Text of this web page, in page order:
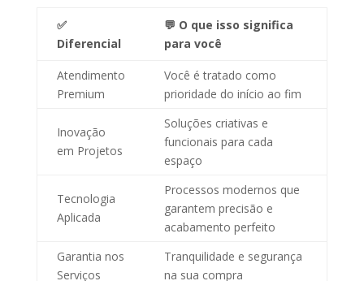
✅
Diferencial
💬 O que isso significa
para você
Atendimento
Premium
Você é tratado como
prioridade do início ao fim
Inovação
em Projetos
Soluções criativas e
funcionais para cada
espaço
Tecnologia
Aplicada
Processos modernos que
garantem precisão e
acabamento perfeito
Garantia nos
Serviços
Tranquilidade e segurança
na sua compra